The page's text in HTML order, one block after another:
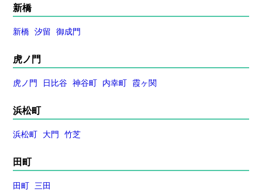
新橋
新橋 汐留 御成門
虎ノ門
虎ノ門 日比谷 神谷町 内幸町 霞ヶ関
浜松町
浜松町 大門 竹芝
田町
田町 三田